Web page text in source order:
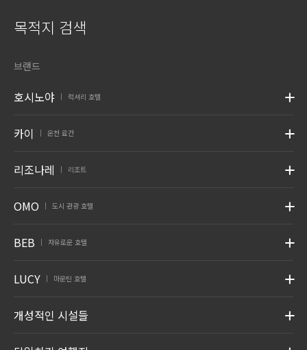
목적지 검색
브랜드
호시노야 럭셔리 호텔
카이 온천 료칸
리조나레 리조트
OMO 도시 관광 호텔
BEB 자유로운 호텔
LUCY 마운틴 호텔
개성적인 시설들